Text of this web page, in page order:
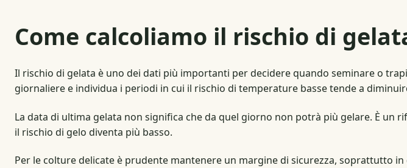
Come calcoliamo il rischio di
Il rischio di gelata è uno dei dati più importanti per decidere quando seminare o
giornaliere e individua i periodi in cui il rischio di temperature basse tende a
La data di ultima gelata non significa che da quel giorno non potrà più gelare. È
il rischio di gelo diventa più basso.
Per le colture delicate è prudente mantenere un margine di sicurezza, soprattutto